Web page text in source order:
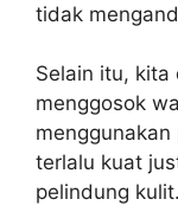
tidak
Selain itu,
menggosok
menggunakan
terlalu kuat
pelindung